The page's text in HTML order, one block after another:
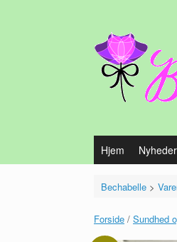
Hjem Nyheder
Bechabelle>
Forside / Sundhed